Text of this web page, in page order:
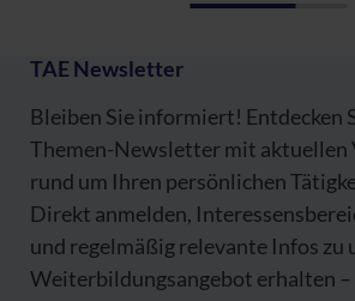
TAE Newsletter
Bleiben Sie informiert! Entdecken
Themen-Newsletter mit aktuellen
rund um Ihren persönlichen
Direkt anmelden,
und regelmäßig relevante Infos zu
Weiterbildungsangebot erhalten